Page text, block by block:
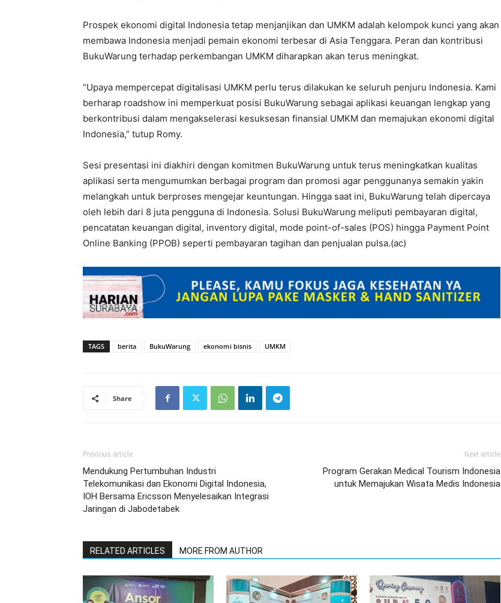
Prospek ekonomi digital Indonesia tetap menjanjikan dan UMKM adalah kelompok kunci yang akan
membawa Indonesia menjadi pemain ekonomi terbesar di Asia Tenggara. Peran dan kontribusi
BukuWarung terhadap perkembangan UMKM diharapkan akan terus meningkat.
“Upaya mempercepat digitalisasi UMKM perlu terus dilakukan ke seluruh penjuru Indonesia. Kami
berharap roadshow ini memperkuat posisi BukuWarung sebagai aplikasi keuangan lengkap yang
berkontribusi dalam mengakselerasi kesuksesan finansial UMKM dan memajukan ekonomi digital
Indonesia,” tutup Romy.
Sesi presentasi ini diakhiri dengan komitmen BukuWarung untuk terus meningkatkan kualitas
aplikasi serta mengumumkan berbagai program dan promosi agar penggunanya semakin yakin
melangkah untuk berproses mengejar keuntungan. Hingga saat ini, BukuWarung telah dipercaya
oleh lebih dari 8 juta pengguna di Indonesia. Solusi BukuWarung meliputi pembayaran digital,
pencatatan keuangan digital, inventory digital, mode point-of-sales (POS) hingga Payment Point
Online Banking (PPOB) seperti pembayaran tagihan dan penjualan pulsa.(ac)
TAGS berita BukuWarung ekonomi bisnis UMKM
Share
Previous article
Mendukung Pertumbuhan Industri
Telekomunikasi dan Ekonomi Digital Indonesia,
IOH Bersama Ericsson Menyelesaikan Integrasi
Jaringan di Jabodetabek
Next article
Program Gerakan Medical Tourism Indonesia
untuk Memajukan Wisata Medis Indonesia
RELATED ARTICLES MORE FROM AUTHOR